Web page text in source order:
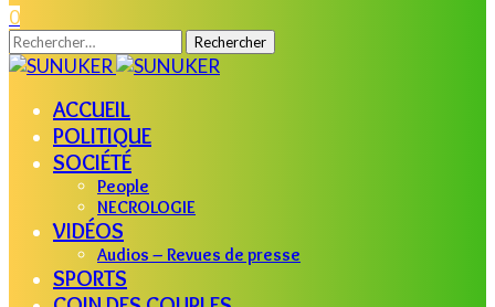
0
Rechercher :
ACCUEIL
POLITIQUE
SOCIÉTÉ
People
NECROLOGIE
VIDÉOS
Audios – Revues de presse
SPORTS